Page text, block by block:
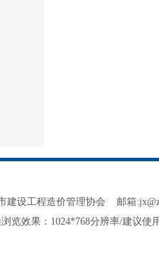
建设工程造价管理协会 邮箱
览效果：1024*768分辨率/建议